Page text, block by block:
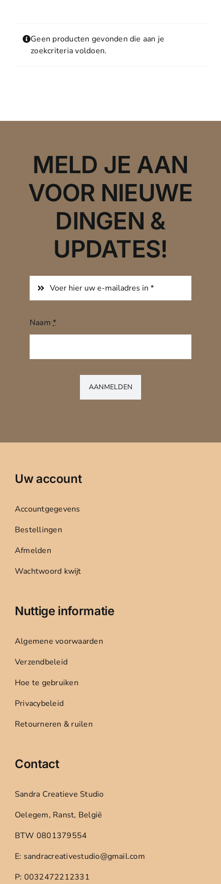
WINKELWAGEN
Geen producten gevonden die aan je
zoekcriteria voldoen.
MELD JE AAN
VOOR NIEUWE
DINGEN &
UPDATES!
Naam*
AANMELDEN
Uw account
Accountgegevens
Bestellingen
Afmelden
Wachtwoord kwijt
Nuttige informatie
Algemene voorwaarden
Verzendbeleid
Hoe te gebruiken
Privacybeleid
Retourneren & ruilen
Contact
Sandra Creatieve Studio
Oelegem, Ranst, België
BTW 0801379554
E: sandracreativestudio@gmail.com
P: 0032472212331